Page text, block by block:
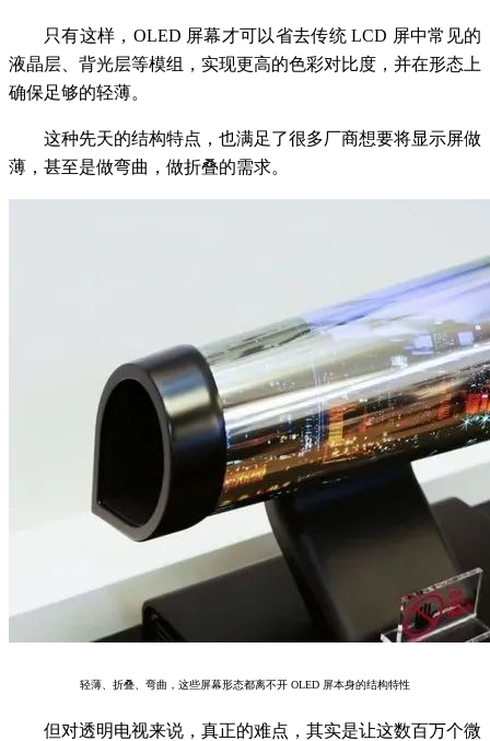
只有这样，OLED 屏幕才可以省去传统 LCD 屏中常见的
液晶层、背光层等模组，实现更高的色彩对比度，并在形态上
确保足够的轻薄。
这种先天的结构特点，也满足了很多厂商想要将显示屏做
薄，甚至是做弯曲，做折叠的需求。
轻薄、折叠、弯曲，这些屏幕形态都离不开 OLED 屏本身的结构特性
但对透明电视来说，真正的难点，其实是让这数百万个微